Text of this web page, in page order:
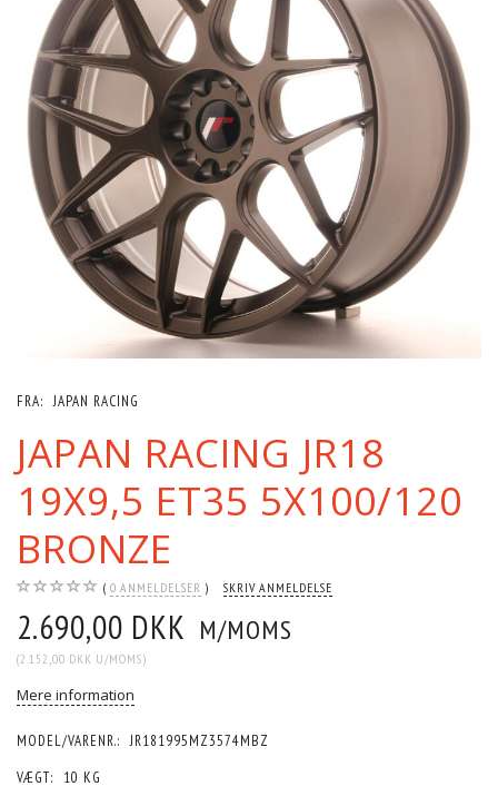
FRA: JAPAN RACING
JAPAN RACING JR18
19X9,5 ET35 5X100/120
BRONZE
0 ANMELDELSER SKRIV ANMELDELSE
2.690,00 DKK M/MOMS
(2.152,00 DKK U/MOMS)
Mere information
MODEL/VARENR.: JR181995MZ3574MBZ
VÆGT:
10 KG